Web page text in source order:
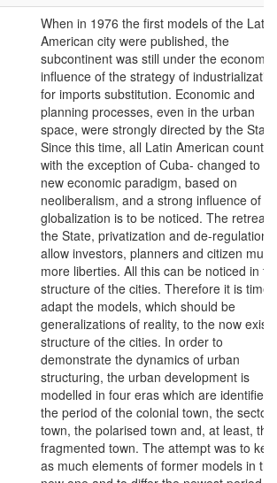
When in 1976 the first models of the Latin
American city were published, the
subcontinent was still under the
influence of the strategy of
for imports substitution. Economic and
planning processes, even in the urban
space, were strongly directed by the
Since this time, all Latin American
with the exception of Cuba- changed to a
new economic paradigm, based on
neoliberalism, and a strong influence of
globalization is to be noticed. The retreat
the State, privatization and de-regulation
allow investors, planners and citizen much
more liberties. All this can be noticed in
structure of the cities. Therefore it is time
adapt the models, which should be
generalizations of reality, to the now
structure of the cities. In order to
demonstrate the dynamics of urban
structuring, the urban development is
modelled in four eras which are identified
the period of the colonial town, the
town, the polarised town and, at least, the
fragmented town. The attempt was to
as much elements of former models in the